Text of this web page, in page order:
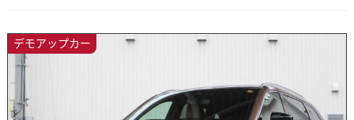
デモアップカー